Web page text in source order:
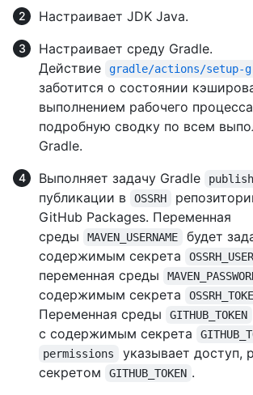
Настраивает JDK Java.
Настраивает среду Gradle.
Действие
gradle/actions/setup-
заботится о состоянии
выполнением рабочего
подробную сводку по всем
Gradle.
Выполняет задачу Gradle
publish
публикации в
OSSRH
GitHub Packages. Переменная
среды
MAVEN_USERNAME
будет
содержимым секрета
переменная среды
содержимым секрета
Переменная среды
GITHUB_TOKEN
с содержимым секрета
permissions
указывает доступ,
секретом
GITHUB_TOKEN .